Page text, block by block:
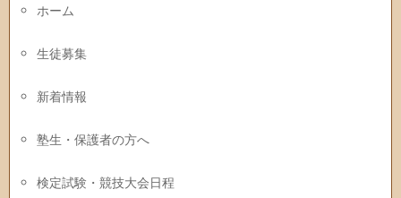
ホーム
生徒募集
新着情報
塾生・保護者の方へ
検定試験・競技大会日程